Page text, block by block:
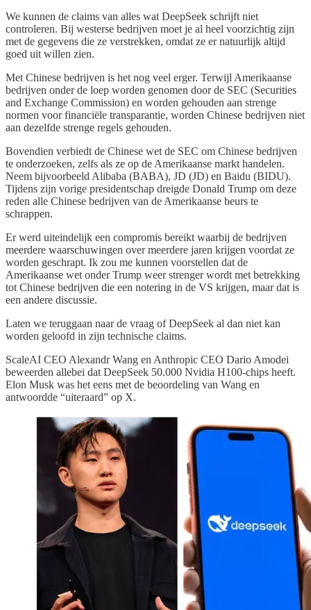
We kunnen de claims van alles wat DeepSeek schrijft niet
controleren. Bij westerse bedrijven moet je al heel voorzichtig zijn
met de gegevens die ze verstrekken, omdat ze er natuurlijk altijd
goed uit willen zien.
Met Chinese bedrijven is het nog veel erger. Terwijl Amerikaanse
bedrijven onder de loep worden genomen door de SEC (Securities
and Exchange Commission) en worden gehouden aan strenge
normen voor financiële transparantie, worden Chinese bedrijven niet
aan dezelfde strenge regels gehouden.
Bovendien verbiedt de Chinese wet de SEC om Chinese bedrijven
te onderzoeken, zelfs als ze op de Amerikaanse markt handelen.
Neem bijvoorbeeld Alibaba (BABA), JD (JD) en Baidu (BIDU).
Tijdens zijn vorige presidentschap dreigde Donald Trump om deze
reden alle Chinese bedrijven van de Amerikaanse beurs te
schrappen.
Er werd uiteindelijk een compromis bereikt waarbij de bedrijven
meerdere waarschuwingen over meerdere jaren krijgen voordat ze
worden geschrapt. Ik zou me kunnen voorstellen dat de
Amerikaanse wet onder Trump weer strenger wordt met betrekking
tot Chinese bedrijven die een notering in de VS krijgen, maar dat is
een andere discussie.
Laten we teruggaan naar de vraag of DeepSeek al dan niet kan
worden geloofd in zijn technische claims.
ScaleAI CEO Alexandr Wang en Anthropic CEO Dario Amodei
beweerden allebei dat DeepSeek 50.000 Nvidia H100-chips heeft.
Elon Musk was het eens met de beoordeling van Wang en
antwoordde “uiteraard” op X.